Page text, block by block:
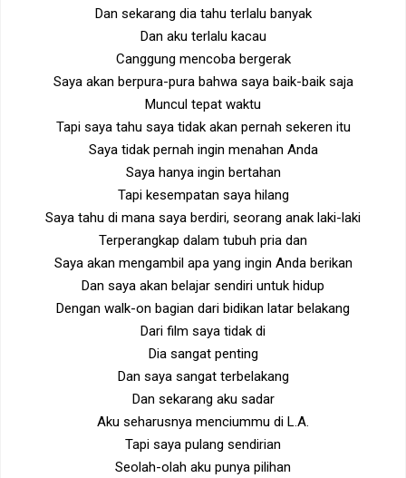
Dan sekarang dia tahu terlalu banyak
Dan aku terlalu kacau
Canggung mencoba bergerak
Saya akan berpura-pura bahwa saya baik-baik saja
Muncul tepat waktu
Tapi saya tahu saya tidak akan pernah sekeren itu
Saya tidak pernah ingin menahan Anda
Saya hanya ingin bertahan
Tapi kesempatan saya hilang
Saya tahu di mana saya berdiri, seorang anak laki-laki
Terperangkap dalam tubuh pria dan
Saya akan mengambil apa yang ingin Anda berikan
Dan saya akan belajar sendiri untuk hidup
Dengan walk-on bagian dari bidikan latar belakang
Dari film saya tidak di
Dia sangat penting
Dan saya sangat terbelakang
Dan sekarang aku sadar
Aku seharusnya menciummu di L.A.
Tapi saya pulang sendirian
Seolah-olah aku punya pilihan